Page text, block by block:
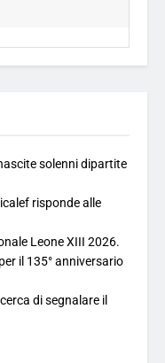
solenni dipartite
risponde alle
Leone XIII 2026.
il 135° anniversario
di segnalare il